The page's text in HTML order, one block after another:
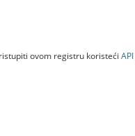
ovom registru koristeći API